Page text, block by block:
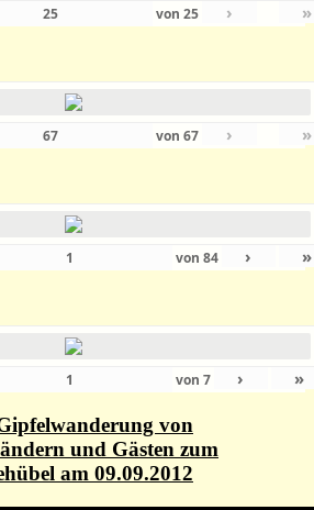
von25 › »
von67 › »
von 84 › »
von 7 › »
von
und Gästen zum
am 09.09.2012